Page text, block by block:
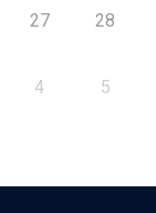
27 28
4 5